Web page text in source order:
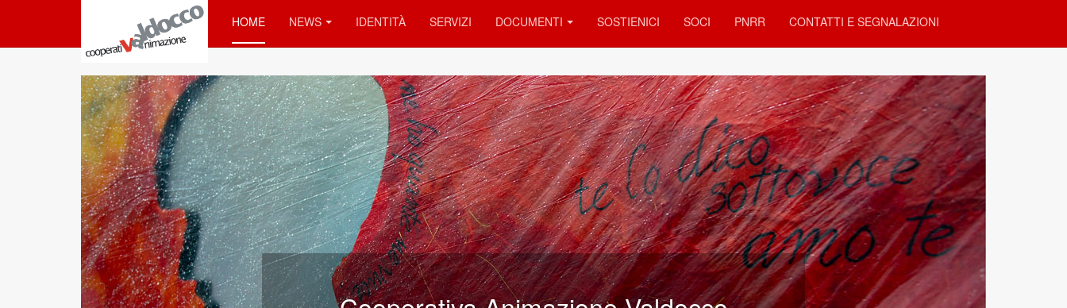
HOME NEWS IDENTITÀ SERVIZI DOCUMENTI SOSTIENICI SOCI PNRR CONTATTI E SEGNALAZIONI
siamo presenti in 42 Comunità Locali